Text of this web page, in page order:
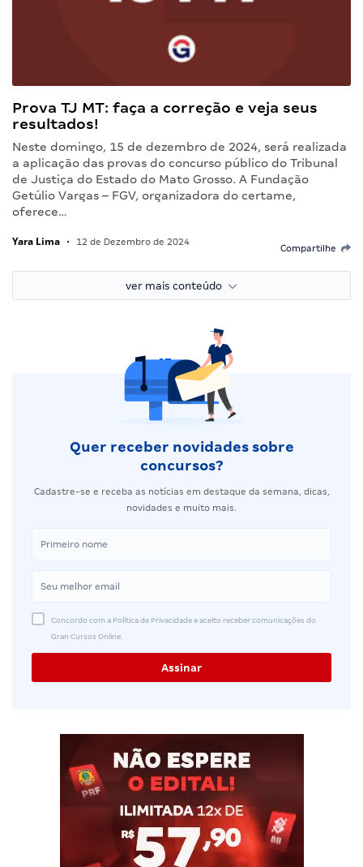
Prova TJ MT: faça a correção e veja seus
resultados!
Neste domingo, 15 de dezembro de 2024, será realizada
a aplicação das provas do concurso público do Tribunal
de Justiça do Estado do Mato Grosso. A Fundação
Getúlio Vargas – FGV, organizadora do certame,
oferece…
Yara Lima • 12 de Dezembro de 2024
Compartilhe
ver mais conteúdo
Quer receber novidades sobre
concursos?
Cadastre-se e receba as notícias em destaque da semana, dicas,
novidades e muito mais.
Concordo com a Política de Privacidade e aceito receber comunicações do
Gran Cursos Online.